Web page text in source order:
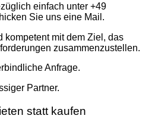
einfach unter +49
Sie uns eine Mail.
kompetent mit dem Ziel, das
zusammenzustellen.
Anfrage.
Partner.
statt kaufen